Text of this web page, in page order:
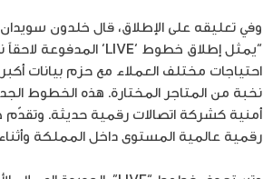
وفي تعليقه على الإطلاق، قال خلدون
“يمثل إطلاق خطوط ‘LIVE‘ المدفوعة
احتياجات مختلف العملاء مع حزم بيانات
نخبة من المتاجر المختارة. هذه الخطوط
أمنية كشركة اتصالات رقمية حديثة.
رقمية عالمية المستوى داخل المملكة